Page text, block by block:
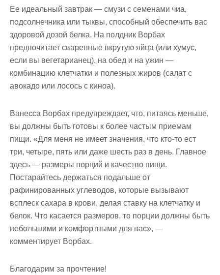
Ее идеальный завтрак — смузи с семенами чиа,
подсолнечника или тыквы, способный обеспечить вас
здоровой дозой белка. На полдник Ворбах
предпочитает сваренные вкрутую яйца (или хумус,
если вы вегетарианец), на обед и на ужин —
комбинацию клетчатки и полезных жиров (салат с
авокадо или лосось с киноа).
Ванесса Ворбах предупреждает, что, питаясь меньше,
вы должны быть готовы к более частым приемам
пищи. «Для меня не имеет значения, что кто-то ест
три, четыре, пять или даже шесть раз в день. Главное
здесь — размеры порций и качество пищи.
Постарайтесь держаться подальше от
рафинированных углеводов, которые вызывают
всплеск сахара в крови, делая ставку на клетчатку и
белок. Что касается размеров, то порции должны быть
небольшими и комфортными для вас», —
комментирует Ворбах.
Благодарим за прочтение!